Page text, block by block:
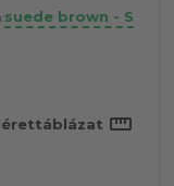
suede brown - S
straighten